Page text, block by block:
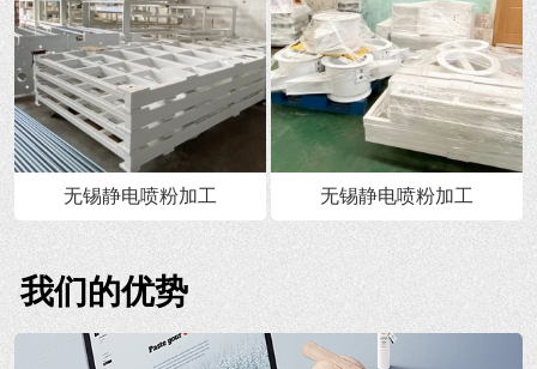
无锡静电喷粉加工 无锡静电喷粉加工
我们的优势